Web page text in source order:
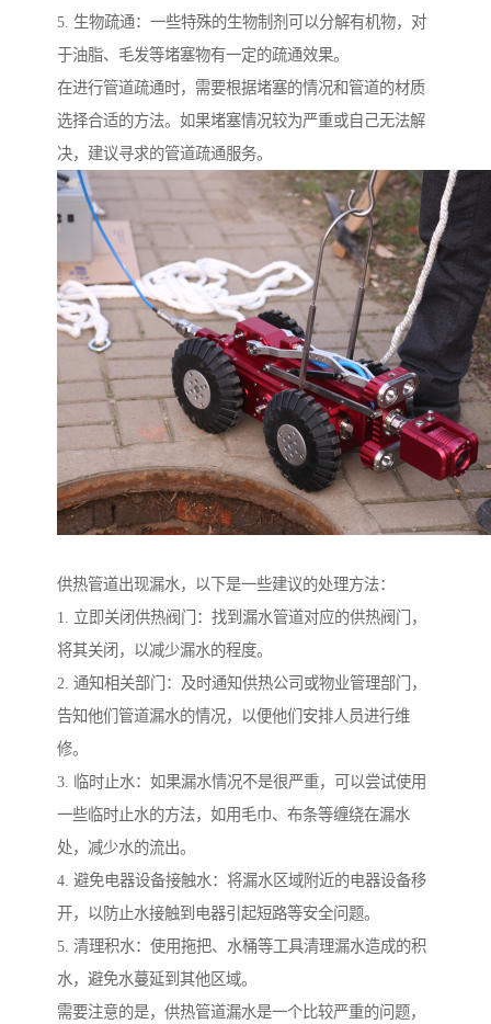
5. 生物疏通：一些特殊的生物制剂可以分解有机物，对
于油脂、毛发等堵塞物有一定的疏通效果。
在进行管道疏通时，需要根据堵塞的情况和管道的材质
选择合适的方法。如果堵塞情况较为严重或自己无法解
决，建议寻求的管道疏通服务。
供热管道出现漏水，以下是一些建议的处理方法：
1. 立即关闭供热阀门：找到漏水管道对应的供热阀门，
将其关闭，以减少漏水的程度。
2. 通知相关部门：及时通知供热公司或物业管理部门，
告知他们管道漏水的情况，以便他们安排人员进行维
修。
3. 临时止水：如果漏水情况不是很严重，可以尝试使用
一些临时止水的方法，如用毛巾、布条等缠绕在漏水
处，减少水的流出。
4. 避免电器设备接触水：将漏水区域附近的电器设备移
开，以防止水接触到电器引起短路等安全问题。
5. 清理积水：使用拖把、水桶等工具清理漏水造成的积
水，避免水蔓延到其他区域。
需要注意的是，供热管道漏水是一个比较严重的问题，